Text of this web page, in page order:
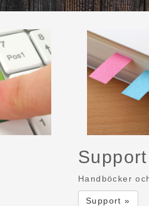
Support
Handböcker
Support »